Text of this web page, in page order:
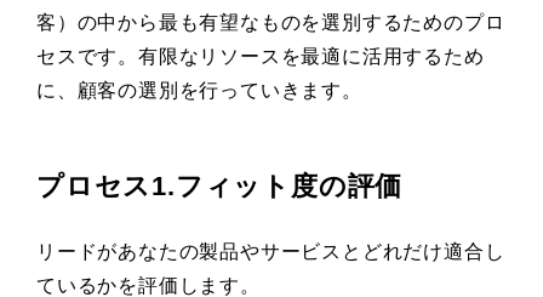
客）の中から最も有望なものを選別するためのプロ
セスです。有限なリソースを最適に活用するため
に、顧客の選別を行っていきます。
プロセス1.フィット度の評価
リードがあなたの製品やサービスとどれだけ適合し
ているかを評価します。